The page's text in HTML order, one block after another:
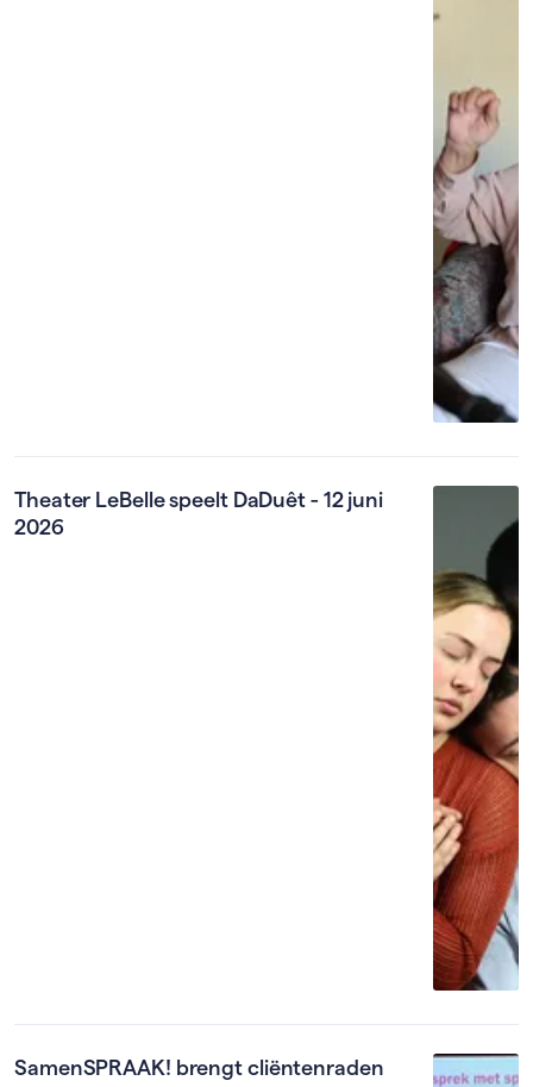
Theater LeBelle speelt DaDuêt - 12 juni
2026
SamenSPRAAK! brengt cliëntenraden